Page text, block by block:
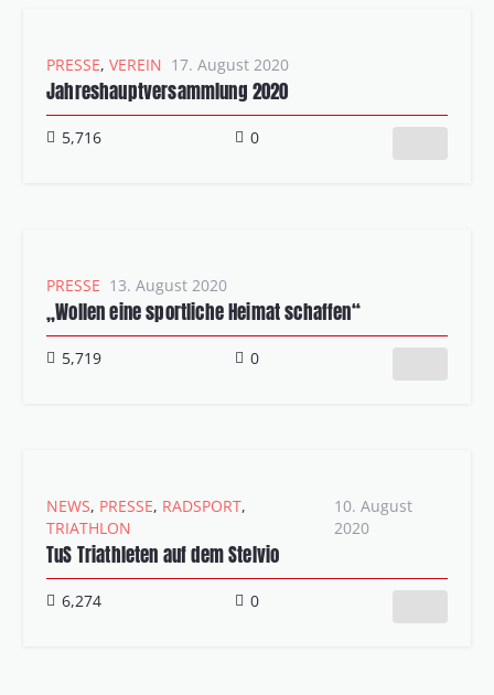
PRESSE, VEREIN 17. August 2020
Jahreshauptversammlung 2020
5,716 0
PRESSE 13. August 2020
„Wollen eine sportliche Heimat schaffen“
5,719 0
NEWS, PRESSE, RADSPORT,
TRIATHLON
10. August
2020
TuS Triathleten auf dem Stelvio
6,274 0